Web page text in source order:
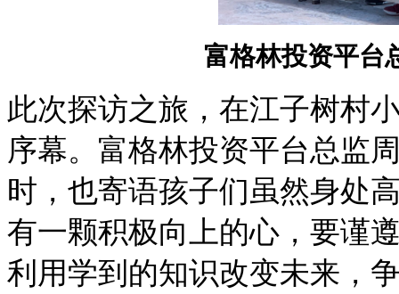
富格林投资平台
此次探访之旅 ，在江子树村
序幕。 富格林投资平台总监
时，也寄语孩子们虽然身处
有一颗积极向上的心，要谨
利用学到的知识改变未来，